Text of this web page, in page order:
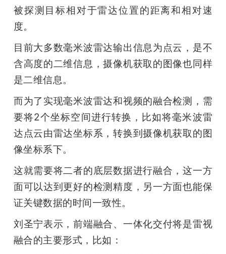
被探测目标相对于雷达位置的距离和相对速
度。
目前大多数毫米波雷达输出信息为点云，是不
含高度的二维信息，摄像机获取的图像也同样
是二维信息。
而为了实现毫米波雷达和视频的融合检测，需
要将2个坐标空间进行转换，比如将毫米波雷
达点云由雷达坐标系，转换到摄像机获取的图
像坐标系下。
这就需要将二者的底层数据进行融合，这一方
面可以达到更好的检测精度，另一方面也能保
证关键数据的时间一致性。
刘圣宁表示，前端融合、一体化交付将是雷视
融合的主要形式，比如：